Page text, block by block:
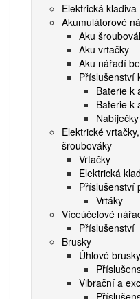
Elektrická kladiva
Akumulátorové
Aku
Aku vrtačky
Aku nářadí
Příslušenství
Baterie k
Baterie k
Elektrické
šroubováky
Vrtačky
Elektrická
Příslušenství
Vrtáky
Víceúčelové
Příslušenství
Brusky
Úhlové brusky
Vibrační a